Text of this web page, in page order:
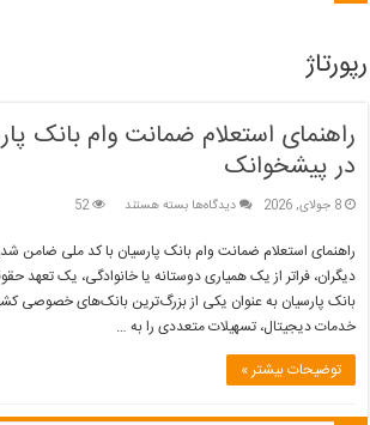
رپورتاژ
راهنمای استعلام ضمانت وام بانک
در پیشخوانک
8 جولای, 2026 دیدگاه‌هابرای
استعلام
ضمانت
وام
بانک
پارسیان
بسته هستند 52
راهنمای استعلام ضمانت وام بانک پارسیان با کد ملی ضامن
دیگران، فراتر از یک همیاری دوستانه یا خانوادگی، یک تعهد
بانک پارسیان به عنوان یکی از بزرگ‌ترین بانک‌های خصوصی
خدمات دیجیتال، تسهیلات متعددی را به …
توضیحات بیشتر »